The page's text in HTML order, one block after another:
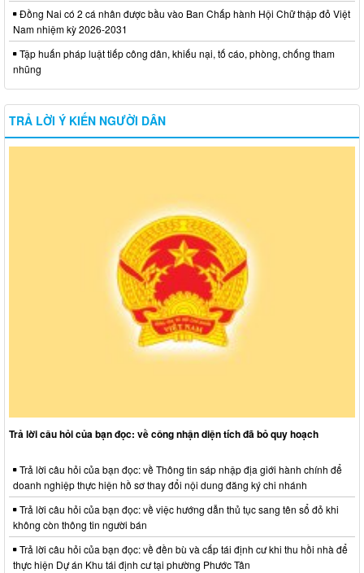
Đồng Nai có 2 cá nhân được bầu vào Ban Chấp hành Hội Chữ thập đỏ Việt
Nam nhiệm kỳ 2026-2031
Tập huấn pháp luật tiếp công dân, khiếu nại, tố cáo, phòng, chống tham
nhũng
TRẢ LỜI Ý KIẾN NGƯỜI DÂN
Trả lời câu hỏi của bạn đọc: về công nhận diện tích đã bỏ quy hoạch
Trả lời câu hỏi của bạn đọc: về Thông tin sáp nhập địa giới hành chính để
doanh nghiệp thực hiện hồ sơ thay đổi nội dung đăng ký chi nhánh
Trả lời câu hỏi của bạn đọc: về việc hướng dẫn thủ tục sang tên sổ đỏ khi
không còn thông tin người bán
Trả lời câu hỏi của bạn đọc: về đền bù và cấp tái định cư khi thu hồi nhà để
thực hiện Dự án Khu tái định cư tại phường Phước Tân